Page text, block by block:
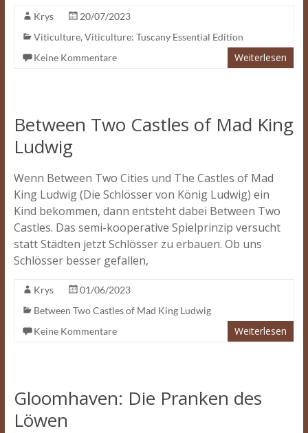
Krys
20/07/2023
Viticulture, Viticulture: Tuscany Essential Edition
Keine Kommentare
Weiterlesen
Between Two Castles of Mad King
Ludwig
Wenn Between Two Cities und The Castles of Mad
King Ludwig (Die Schlösser von König Ludwig) ein
Kind bekommen, dann entsteht dabei Between Two
Castles. Das semi-kooperative Spielprinzip versucht
statt Städten jetzt Schlösser zu erbauen. Ob uns
Schlösser besser gefallen,
Krys
01/06/2023
Between Two Castles of Mad King Ludwig
Keine Kommentare
Weiterlesen
Gloomhaven: Die Pranken des
Löwen